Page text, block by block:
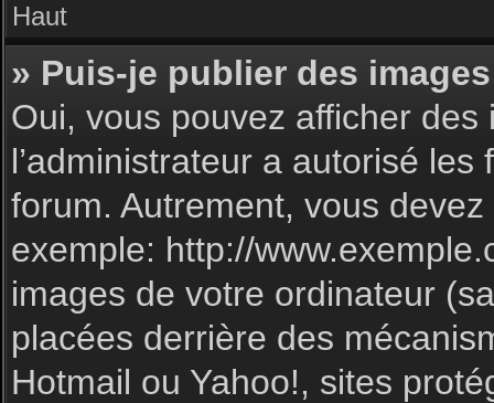
Haut
» Puis-je publier des
Oui, vous pouvez afficher
l’administrateur a autorisé
forum. Autrement, vous
exemple: http://
images de votre ordinateur
placées derrière des
Hotmail ou Yahoo!, sites